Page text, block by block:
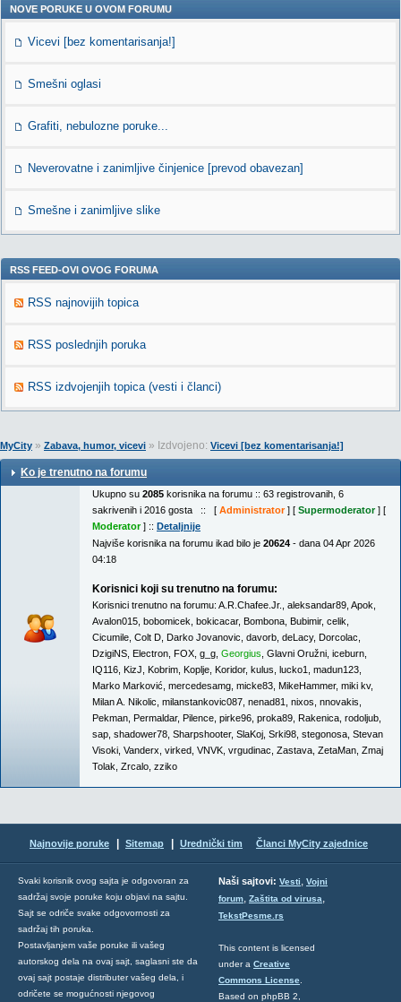
NOVE PORUKE U OVOM FORUMU
Vicevi [bez komentarisanja!]
Smešni oglasi
Grafiti, nebulozne poruke...
Neverovatne i zanimljive činjenice [prevod obavezan]
Smešne i zanimljive slike
RSS FEED-OVI OVOG FORUMA
RSS najnovijih topica
RSS poslednjih poruka
RSS izdvojenjih topica (vesti i članci)
MyCity » Zabava, humor, vicevi » Izdvojeno: Vicevi [bez komentarisanja!]
Ko je trenutno na forumu
Ukupno su 2085 korisnika na forumu :: 63 registrovanih, 6
sakrivenih i 2016 gosta :: [ Administrator] [ Supermoderator] [
Moderator] :: Detaljnije
Najviše korisnika na forumu ikad bilo je 20624 - dana 04 Apr 2026
04:18
Korisnici koji su trenutno na forumu:
Korisnici trenutno na forumu: A.R.Chafee.Jr. aleksandar89 Apok
Avalon015 bobomicek bokicacar, Bombona Bubimir, celik
Cicumile Colt D Darko Jovanovic davorb deLacy, Dorcolac
DzigiNS Electron FOX g_g Georgius Glavni Oružni iceburn
IQ116 KizJ Kobrim Koplje Koridor, kulus lucko1 madun123
Marko Marković mercedesamg micke83 MikeHammer, miki kv,
Milan A. Nikolic milanstankovic087 nenad81 nixos nnovakis
Pekman Permaldar, Pilence pirke96 proka89 Rakenica rodoljub
sap shadower78 Sharpshooter, SlaKoj Srki98 stegonosa Stevan
Visoki Vanderx virked VNVK vrgudinac Zastava ZetaMan Zmaj
Tolak Zrcalo zziko
Najnovije poruke Sitemap Urednički tim Članci MyCity zajednice
Svaki korisnik ovog sajta je odgovoran za
sadržaj svoje poruke koju objavi na sajtu.
Sajt se odriče svake odgovornosti za
sadržaj tih poruka.
Postavljanjem vaše poruke ili vašeg
autorskog dela na ovaj sajt, saglasni ste da
ovaj sajt postaje distributer vašeg dela, i
odričete se mogućnosti njegovog
Naši sajtovi: Vesti, Vojni
forum, Zaštita od virusa,
TekstPesme.rs
This content is licensed
under a Creative
Commons License
Based on phpBB 2,